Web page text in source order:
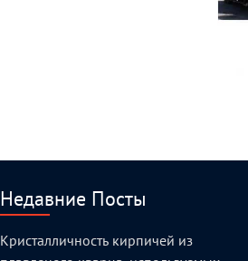
Недавние Посты
Кристалличность кирпичей из